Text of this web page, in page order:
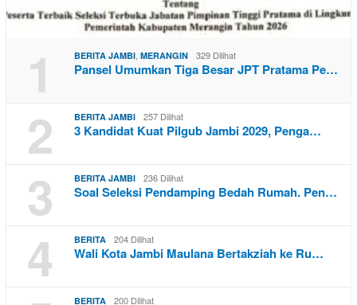
1 BERITA JAMBI MERANGIN 329 Dilihat
Pansel Umumkan Tiga Besar JPT Pratama Pe…
2 BERITA JAMBI 257 Dilihat
3 Kandidat Kuat Pilgub Jambi 2029, Penga…
3 BERITA JAMBI 236 Dilihat
Soal Seleksi Pendamping Bedah Rumah. Pen…
4 BERITA 204 Dilihat
Wali Kota Jambi Maulana Bertakziah ke Ru…
BERITA 200 Dilihat